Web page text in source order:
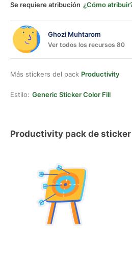
Se requiere atribución ¿Cómo
Ghozi Muhtarom
Ver todos los recursos 80
Más stickers del pack Productivity
Estilo: Generic Sticker Color Fill
Productivity pack de sticker